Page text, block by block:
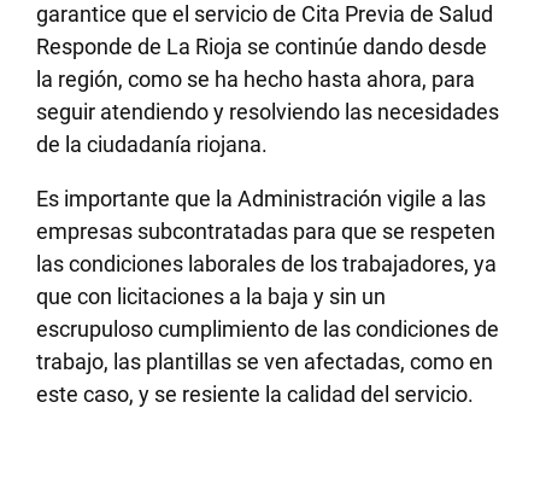
garantice que el servicio de Cita Previa de Salud
Responde de La Rioja se continúe dando desde
la región, como se ha hecho hasta ahora, para
seguir atendiendo y resolviendo las necesidades
de la ciudadanía riojana.
Es importante que la Administración vigile a las
empresas subcontratadas para que se respeten
las condiciones laborales de los trabajadores, ya
que con licitaciones a la baja y sin un
escrupuloso cumplimiento de las condiciones de
trabajo, las plantillas se ven afectadas, como en
este caso, y se resiente la calidad del servicio.